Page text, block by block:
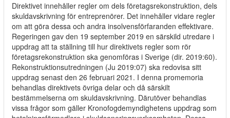
Direktivet innehåller regler om dels företagsrekonstruktion, dels
skuldavskrivning för entreprenörer. Det innehåller vidare regler
om att göra dessa och andra insolvensförfaranden effektivare.
Regeringen gav den 19 september 2019 en särskild utredare i
uppdrag att ta ställning till hur direktivets regler som rör
företagsrekonstruktion ska genomföras i Sverige (dir. 2019:60).
Rekonstruktionsutredningen (Ju 2019:07) ska redovisa sitt
uppdrag senast den 26 februari 2021. I denna promemoria
behandlas direktivets övriga delar och då särskilt
bestämmelserna om skuldavskrivning. Därutöver behandlas
vissa frågor som gäller Kronofogdemyndighetens uppdrag som